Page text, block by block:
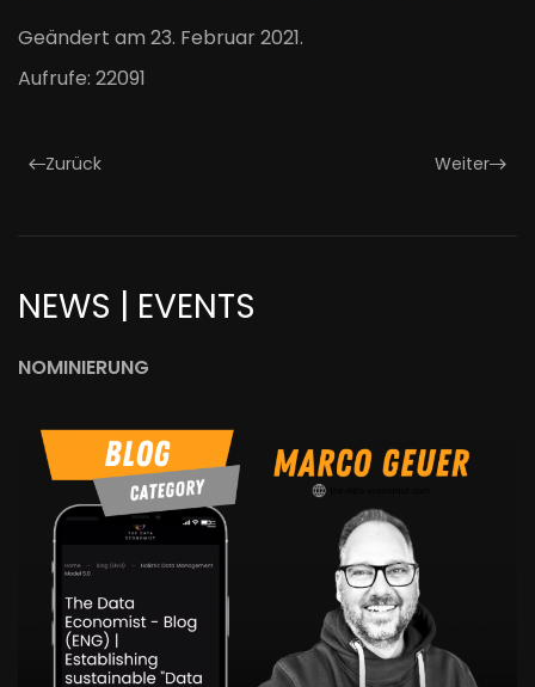
Geändert am 23. Februar 2021.
Aufrufe: 22091
Zurück Weiter
NEWS | EVENTS
NOMINIERUNG